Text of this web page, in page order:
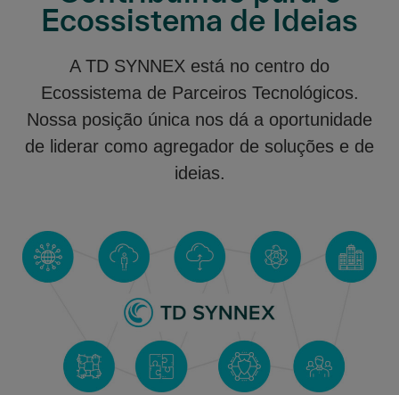
Ecossistema de Ideias
A TD SYNNEX está no centro do
Ecossistema de Parceiros Tecnológicos.
Nossa posição única nos dá a oportunidade
de liderar como agregador de soluções e de
ideias.